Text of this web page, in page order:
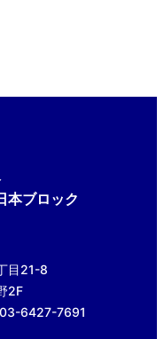
ブロック
目21-8
2F
6427-7691